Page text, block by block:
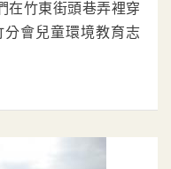
在竹東街頭巷弄裡穿
會兒童環境教育志